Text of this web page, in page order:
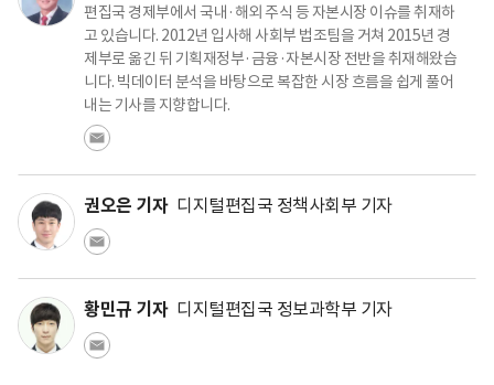
편집국 경제부에서 국내·해외 주식 등 자본시장 이슈를 취재하
고 있습니다. 2012년 입사해 사회부 법조팀을 거쳐 2015년 경
제부로 옮긴 뒤 기획재정부·금융·자본시장 전반을 취재해왔습
니다. 빅데이터 분석을 바탕으로 복잡한 시장 흐름을 쉽게 풀어
내는 기사를 지향합니다.
권오은 기자 디지털편집국 정책사회부 기자
황민규 기자 디지털편집국 정보과학부 기자